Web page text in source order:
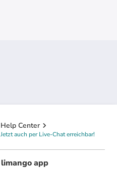
Help Center
Jetzt auch per Live-Chat erreichbar!
limango app